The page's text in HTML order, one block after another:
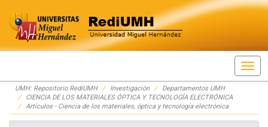
Skip
navigation
UMH: Repositorio RediUMH Investigación
Departamentos UMH
CIENCIA DE LOS MATERIALES ÓPTICA Y TECNOLOGÍA ELECTRÓNICA
Artículos - Ciencia de los materiales, óptica y tecnología electrónica